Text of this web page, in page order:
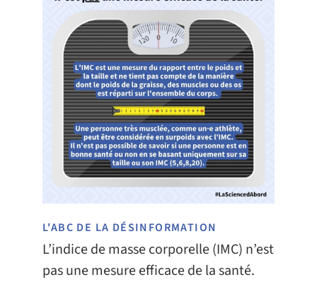
L'ABC DE LA DÉSINFORMATION
L’indice de masse corporelle (IMC) n’est
pas une mesure efficace de la santé.